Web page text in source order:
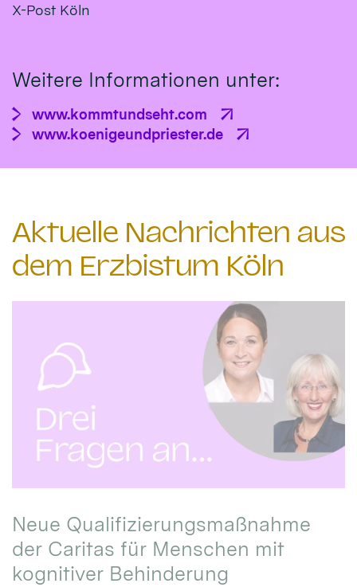
X-Post Köln
Weitere Informationen unter:
www.kommtundseht.com
www.koenigeundpriester.de
Aktuelle Nachrichten aus
dem Erzbistum Köln
Neue Qualifizierungsmaßnahme
der Caritas für Menschen mit
kognitiver Behinderung